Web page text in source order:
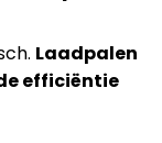
Laadpalen
efficiëntie